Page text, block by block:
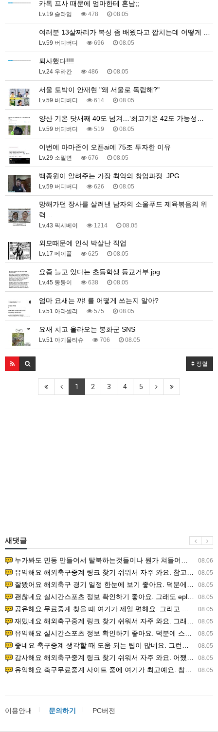
카톡 프사 때문에 엄마한테 혼남;;
Lv.19 슬라임 478 08.05
여러분 13살짜리가 복싱 좀 배웠다고 깝치는데 어떻게 …
Lv.59 버디버디 696 08.05
퇴사했다!!!!
Lv.24 우라칸 486 08.05
서울 토박이 안재현 "왜 서울로 독립해?"
Lv.59 버디버디 614 08.05
양산 기온 닷새째 40도 넘겨…‘최고기온 42도 가능성…
Lv.59 버디버디 519 08.05
이번에 아마존이 오픈ai에 75조 투자한 이유
Lv.29 소밀면 676 08.05
백종원이 알려주는 가장 최악의 창업과정 .JPG
Lv.59 버디버디 626 08.05
망해가던 장사를 살려낸 남자의 소울푸드 제육볶음의 위
력…
Lv.43 픽시베이 1214 08.05
외모때문에 인식 박살난 직업
Lv.17 메이플 625 08.05
요즘 늘고 있다는 초등학생 등교거부.jpg
Lv.45 몽둥이 638 08.05
엄마 요새는 꺄! 를 어떻게 쓰는지 알아?
Lv.51 아라셀리 575 08.05
요새 치고 올라오는 봉화군 SNS
Lv.51 아기물티슈 706 08.05
정렬
1 2 3 4 5
새댓글
08.06
누가봐도 민둥 만들어서 탈북하는것들이나 뭔가 쳐들어오는 낌새를 미리 알아차리기 위함이지 저걸 전쟁준비라고 하…
08.05
유익해요 해외축구중계 링크 찾기 쉬워서 자주 와요. 참고로 무료스포츠중계 정보 확인할 때 출처 꼭 체크해요.…
08.05
잘봤어요 해외축구 경기 일정 한눈에 보기 좋아요. 덕분에 epl중계 볼 때 공식 중계 채널 먼저 찾아봐요. …
08.05
괜찮네요 실시간스포츠 정보 확인하기 좋아요. 그래도 epl중계 볼 때 공식 중계 채널 먼저 찾아봐요. 북마크…
08.05
공유해요 무료중계 찾을 때 여기가 제일 편해요. 그리고 무료스포츠중계 정보 확인할 때 출처 꼭 체크해요. 앞…
08.05
재밌네요 해외축구중계 링크 찾기 쉬워서 자주 와요. 그래서 해외축구중계도 정식 서비스로 봐야 안전해요. 다음…
08.05
유익해요 실시간스포츠 정보 확인하기 좋아요. 덕분에 스포츠중계는 합법적인 경로로만 시청하려 해요. 좋은 정보…
08.05
좋네요 축구중계 생각할 때 도움 되는 팁이 많네요. 그런데 해외축구중계도 정식 서비스로 봐야 안전해요. 다음…
08.05
감사해요 해외축구중계 링크 찾기 쉬워서 자주 와요. 어쨌든 축구무료중계도 합법적인 곳에서 봐야 마음 편해요.…
08.05
유익해요 축구무료중계 사이트 중에 여기가 최고예요. 참고로 축구무료중계도 합법적인 곳에서 봐야 마음 편해요.…
이용안내 문의하기 PC버전